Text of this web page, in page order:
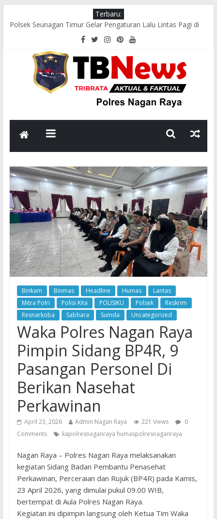
Terbaru:
Polsek Seunagan Timur Gelar Pengaturan Lalu Lintas Pagi di
Lokasi Rawan Kecelakaan dan Kemacetan
Polsek Tadu Raya Gelar “Sawe Kede Kopi”, Perkuat Silaturahmi
dan Sinergi dengan Masyarakat
Polsek Seunagan Timur Sosialisasikan Pencegahan Narkoba
kepada Masyarakat
Polsek Kuala Pesisir Sosialisasikan Pencegahan Karhutla, Ajak
Masyarakat Hentikan Pembakaran Hutan dan Lahan
Polsek Seunagan Timur Sosialisasikan Pencegahan Karhutla
kepada Masyarakat
Binkam Binmas Headline Humas
Lantas
Mitra Polri
Polisi Kita POLISIKU Polsek
Reskrim
Resnarkoba
Sabhara Sumda Uncategorized
Waka Polres Nagan Raya
Pimpin Sidang BP4R, 9
Pasangan Personel Di
Berikan Nasehat
Perkawinan
April 23, 2026 Admin Nagan Raya 221 Views
0
Comments
kapolresnaganraya humaspolresnaganraya
Nagan Raya – Polres Nagan Raya melaksanakan
kegiatan Sidang Badan Pembantu Penasehat
Perkawinan, Perceraian dan Rujuk (BP4R) pada Kamis,
23 April 2026, yang dimulai pukul 09.00 WIB,
bertempat di Aula Polres Nagan Raya.
Kegiatan ini dipimpin langsung oleh Ketua Tim Waka